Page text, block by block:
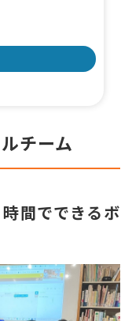
チーム
間でできるボ